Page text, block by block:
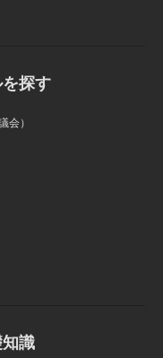
探す
）
識